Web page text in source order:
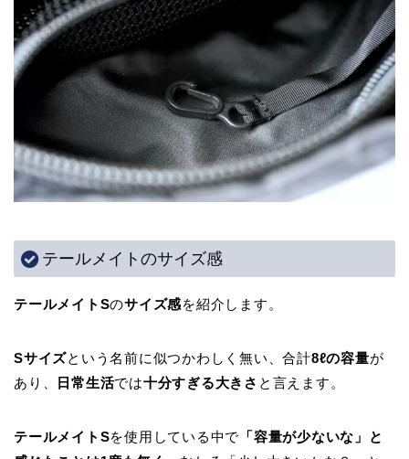
テールメイトのサイズ感
テールメイトSのサイズ感を紹介します。
Sサイズという名前に似つかわしく無い、合計8ℓの容量が
あり、
日常生活では十分すぎる大きさ と言えます。
テールメイトSを使用している中で 「容量が少ないな」と